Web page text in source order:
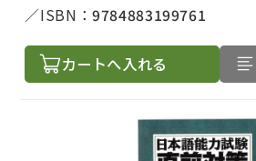
著者名で絞り込む
ISBN：9784883199761
カートへ入れる